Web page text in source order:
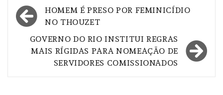
Navegação
de
Post
HOMEM É PRESO POR FEMINICÍDIO
NO THOUZET
GOVERNO DO RIO INSTITUI REGRAS
MAIS RÍGIDAS PARA NOMEAÇÃO DE
SERVIDORES COMISSIONADOS